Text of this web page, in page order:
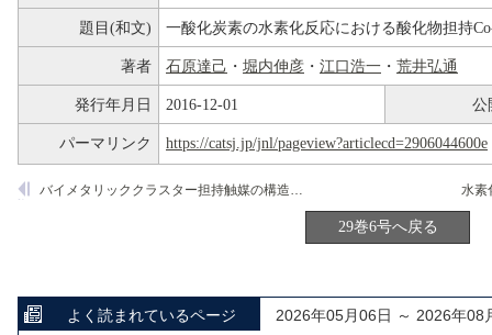
題目(和文) 一酸化炭素の水素化反応における酸化物担持
著者 石原達己 ・ 堀内伸彦 ・ 江口浩一 ・ 荒井弘通
発行年月日 2016-12-01 公
パーマリンク https://catsj.jp/jnl/pageview?articlecd=2906044600e
バイメタリッククラスター担持触媒の構造と触媒特性:CO挿入反応に対するFeの促進効果
29巻6号へ戻る
よく読まれているページ 2026年05月06日 ～ 2026年08